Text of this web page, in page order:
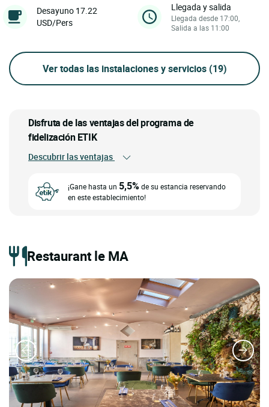
Desayuno 17.22
USD/Pers
Llegada y salida
Llegada desde 17:00,
Salida a las 11:00
Ver todas las instalaciones y servicios (19)
Disfruta de las ventajas del programa de
fidelización ETIK
Descubrir las ventajas
¡Gane hasta un 5,5%de su estancia reservando
en este establecimiento!
Restaurant le MA